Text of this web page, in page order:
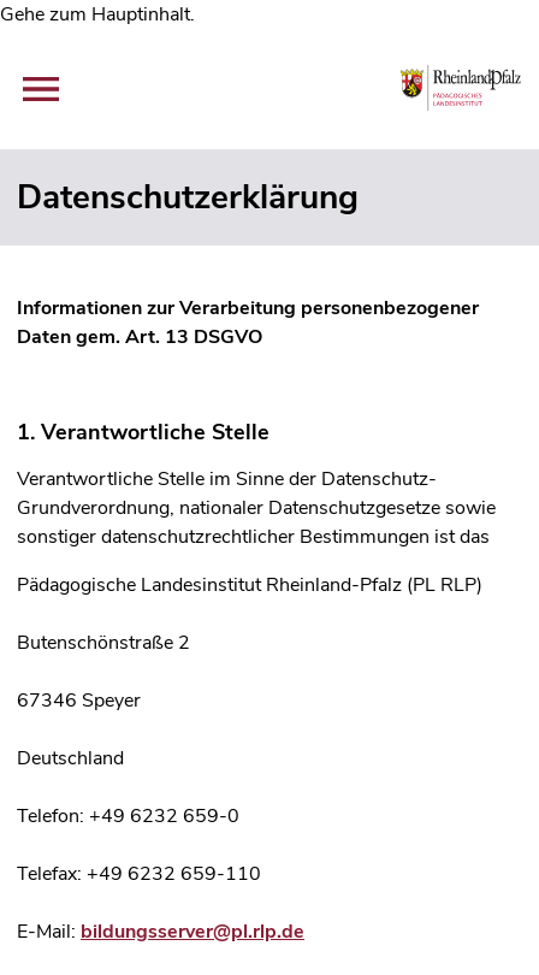
Gehe zum Hauptinhalt.
Datenschutzerklärung
Informationen zur Verarbeitung personenbezogener
Daten gem. Art. 13 DSGVO
1. Verantwortliche Stelle
Verantwortliche Stelle im Sinne der Datenschutz-
Grundverordnung, nationaler Datenschutzgesetze sowie
sonstiger datenschutzrechtlicher Bestimmungen ist das
Pädagogische Landesinstitut Rheinland-Pfalz (PL RLP)
Butenschönstraße 2
67346 Speyer
Deutschland
Telefon: +49 6232 659-0
Telefax: +49 6232 659-110
E-Mail: bildungsserver@pl.rlp.de